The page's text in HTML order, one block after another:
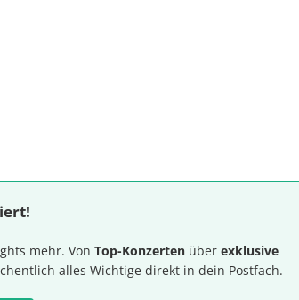
mehr. Von Top-Konzerten über exklusive
alles Wichtige direkt in dein Postfach.